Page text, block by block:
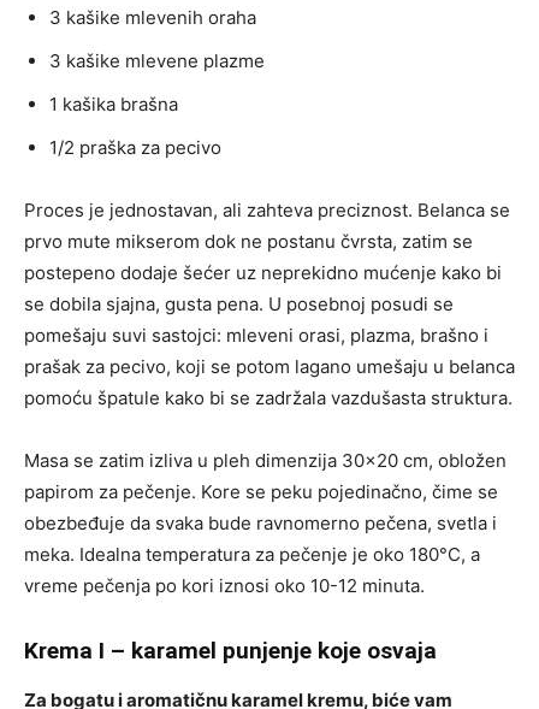
3 kašike mlevenih oraha
3 kašike mlevene plazme
1 kašika brašna
1/2 praška za pecivo
Proces je jednostavan, ali zahteva preciznost. Belanca se
prvo mute mikserom dok ne postanu čvrsta, zatim se
postepeno dodaje šećer uz neprekidno mućenje kako bi
se dobila sjajna, gusta pena. U posebnoj posudi se
pomešaju suvi sastojci: mleveni orasi, plazma, brašno i
prašak za pecivo, koji se potom lagano umešaju u belanca
pomoću špatule kako bi se zadržala vazdušasta struktura.
Masa se zatim izliva u pleh dimenzija 30×20 cm, obložen
papirom za pečenje. Kore se peku pojedinačno, čime se
obezbeđuje da svaka bude ravnomerno pečena, svetla i
meka. Idealna temperatura za pečenje je oko 180°C, a
vreme pečenja po kori iznosi oko 10-12 minuta.
Krema I – karamel punjenje koje osvaja
Za bogatu i aromatičnu karamel kremu, biće vam